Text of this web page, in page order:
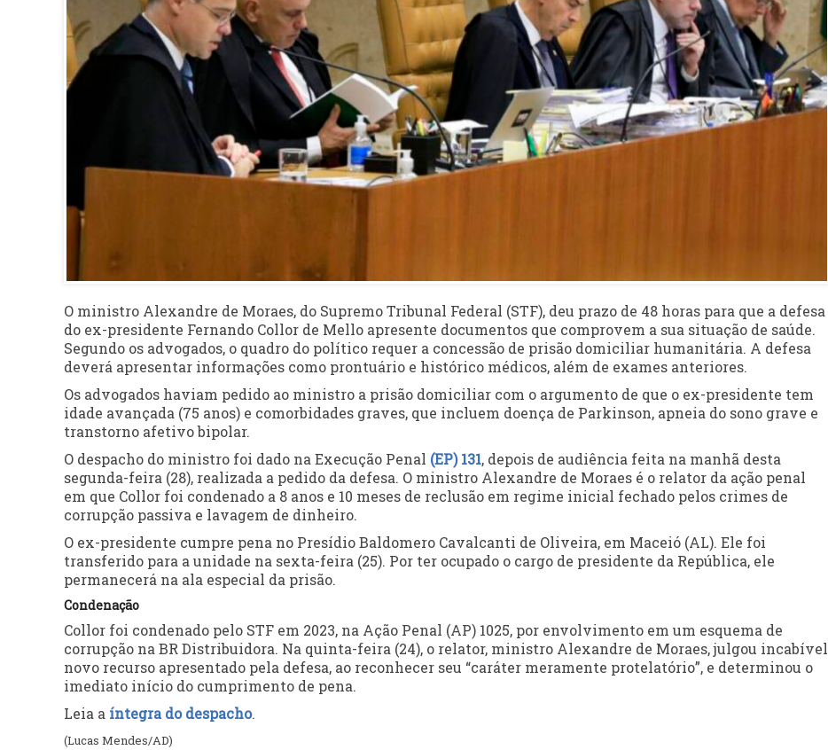
O ministro Alexandre de Moraes, do Supremo Tribunal Federal (STF), deu prazo de 48 horas para que a defesa
do ex-presidente Fernando Collor de Mello apresente documentos que comprovem a sua situação de saúde.
Segundo os advogados, o quadro do político requer a concessão de prisão domiciliar humanitária. A defesa
deverá apresentar informações como prontuário e histórico médicos, além de exames anteriores.
Os advogados haviam pedido ao ministro a prisão domiciliar com o argumento de que o ex-presidente tem
idade avançada (75 anos) e comorbidades graves, que incluem doença de Parkinson, apneia do sono grave e
transtorno afetivo bipolar.
O despacho do ministro foi dado na Execução Penal (EP) 131, depois de audiência feita na manhã desta
segunda-feira (28), realizada a pedido da defesa. O ministro Alexandre de Moraes é o relator da ação penal
em que Collor foi condenado a 8 anos e 10 meses de reclusão em regime inicial fechado pelos crimes de
corrupção passiva e lavagem de dinheiro.
O ex-presidente cumpre pena no Presídio Baldomero Cavalcanti de Oliveira, em Maceió (AL). Ele foi
transferido para a unidade na sexta-feira (25). Por ter ocupado o cargo de presidente da República, ele
permanecerá na ala especial da prisão.
Condenação
Collor foi condenado pelo STF em 2023, na Ação Penal (AP) 1025, por envolvimento em um esquema de
corrupção na BR Distribuidora. Na quinta-feira (24), o relator, ministro Alexandre de Moraes, julgou incabível
novo recurso apresentado pela defesa, ao reconhecer seu “caráter meramente protelatório”, e determinou o
imediato início do cumprimento de pena.
Leia a íntegra do despacho.
(Lucas Mendes/AD)